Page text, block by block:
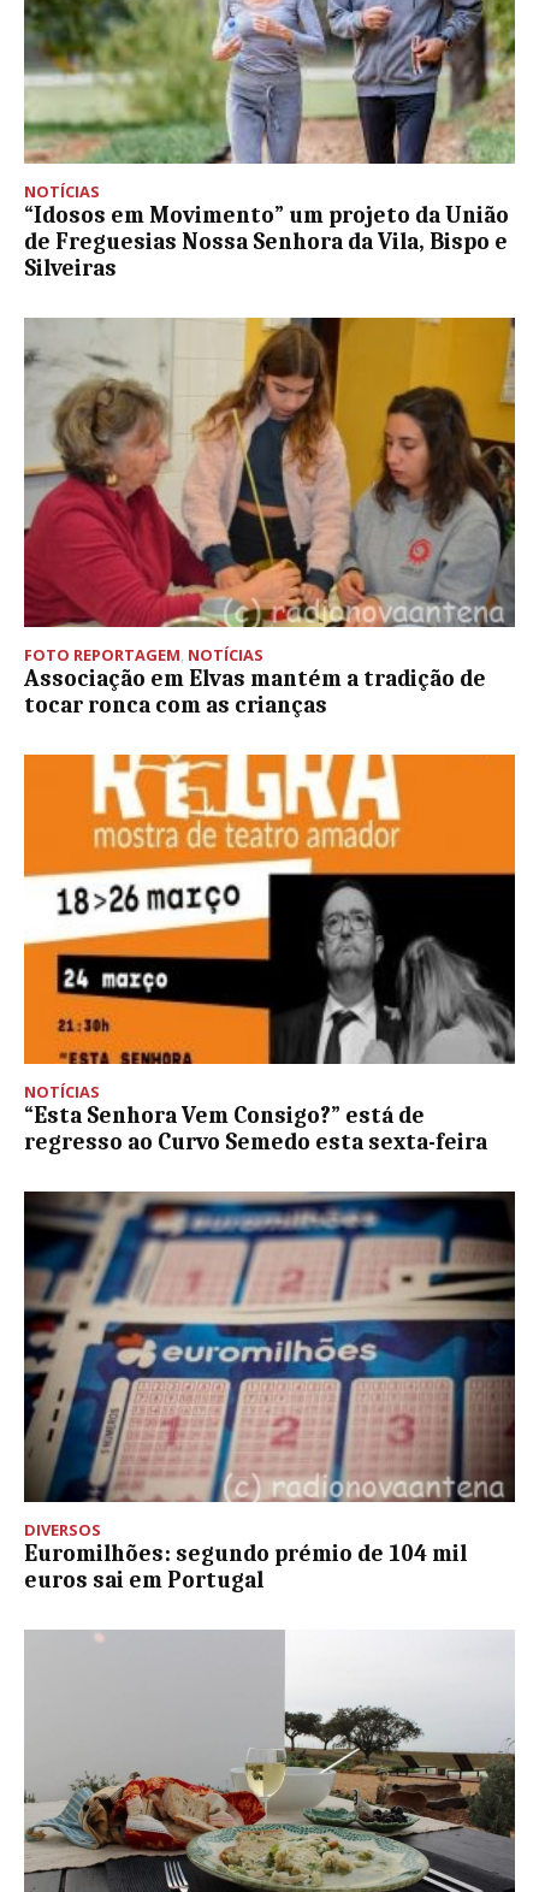
NOTÍCIAS
“Idosos em Movimento” um projeto da União
de Freguesias Nossa Senhora da Vila, Bispo e
Silveiras
FOTO REPORTAGEM, NOTÍCIAS
Associação em Elvas mantém a tradição de
tocar ronca com as crianças
NOTÍCIAS
“Esta Senhora Vem Consigo?” está de
regresso ao Curvo Semedo esta sexta-feira
DIVERSOS
Euromilhões: segundo prémio de 104 mil
euros sai em Portugal